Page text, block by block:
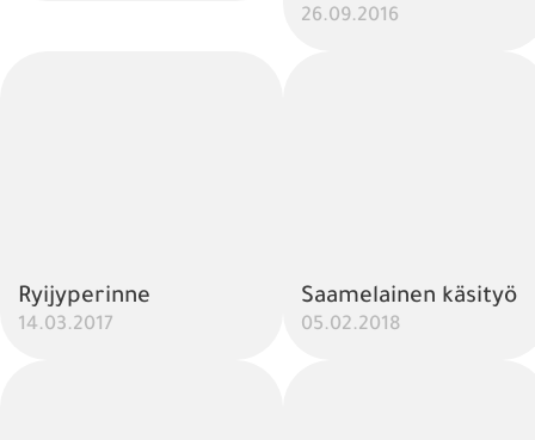
26.09.2016
Ryijyperinne
14.03.2017
Saamelainen käsityö
05.02.2018